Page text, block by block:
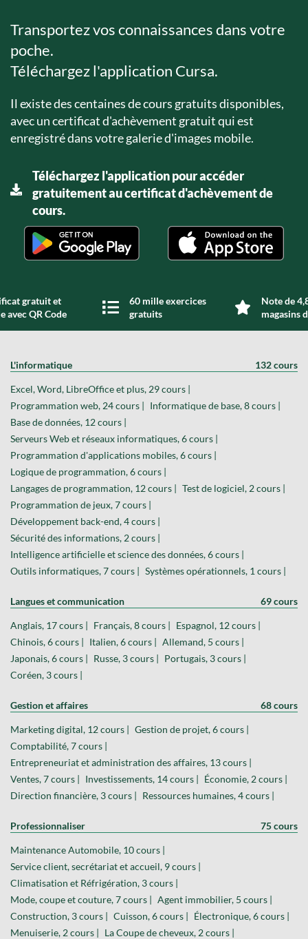
Transportez vos connaissances dans votre
poche.
Téléchargez l'application Cursa.
Il existe des centaines de cours gratuits disponibles,
avec un certificat d'achèvement gratuit qui est
enregistré dans votre galerie d'images mobile.
Téléchargez l'application pour accéder
gratuitement au certificat d'achèvement de
cours.
gratuit et
avec QR Code
60 mille exercices
gratuits
Note de
magasins
L'informatique 132 cours
Excel, Word, LibreOffice et plus, 29 cours |
Programmation web, 24 cours | Informatique de base, 8 cours |
Base de données, 12 cours |
Serveurs Web et réseaux informatiques, 6 cours |
Programmation d'applications mobiles, 6 cours |
Logique de programmation, 6 cours |
Langages de programmation, 12 cours | Test de logiciel, 2 cours |
Programmation de jeux, 7 cours |
Développement back-end, 4 cours |
Sécurité des informations, 2 cours |
Intelligence artificielle et science des données, 6 cours |
Outils informatiques, 7 cours | Systèmes opérationnels, 1 cours |
Langues et communication 69 cours
Anglais, 17 cours | Français, 8 cours | Espagnol, 12 cours |
Chinois, 6 cours | Italien, 6 cours | Allemand, 5 cours |
Japonais, 6 cours | Russe, 3 cours | Portugais, 3 cours |
Coréen, 3 cours |
Gestion et affaires 68 cours
Marketing digital, 12 cours | Gestion de projet, 6 cours |
Comptabilité, 7 cours |
Entrepreneuriat et administration des affaires, 13 cours |
Ventes, 7 cours | Investissements, 14 cours | Économie, 2 cours |
Direction financière, 3 cours | Ressources humaines, 4 cours |
Professionnaliser 75 cours
Maintenance Automobile, 10 cours |
Service client, secrétariat et accueil, 9 cours |
Climatisation et Réfrigération, 3 cours |
Mode, coupe et couture, 7 cours | Agent immobilier, 5 cours |
Construction, 3 cours | Cuisson, 6 cours | Électronique, 6 cours |
Menuiserie, 2 cours | La Coupe de cheveux, 2 cours |